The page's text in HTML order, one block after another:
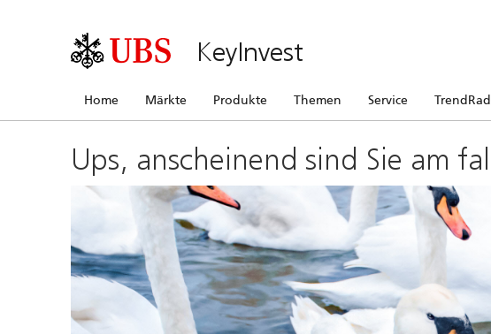
KeyInvest
Home Märkte Produkte Themen Service
Ups, anscheinend sind Sie am